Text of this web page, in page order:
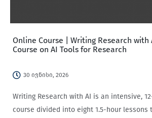
Online Course | Writing Research with
Course on AI Tools for Research
30 ივნისი, 2026
Writing Research with AI is an intensive,
course divided into eight 1.5-hour lessons